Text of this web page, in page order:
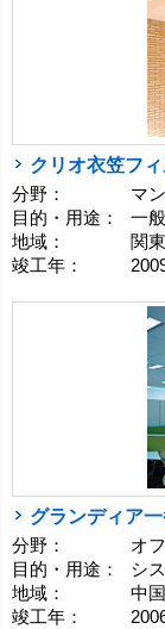
クリオ衣笠フ
分野：
マ
目的・用途：
一
地域：
関東
竣工年：
グランディア
分野：
オ
目的・用途：
シ
地域：
中
竣工年：